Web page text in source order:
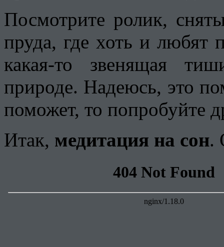
Посмотрите ролик,
пруда, где хоть и любят
какая-то звенящая
природе. Надеюсь, это
поможет, то попробуйте
Итак, медитация на сон.